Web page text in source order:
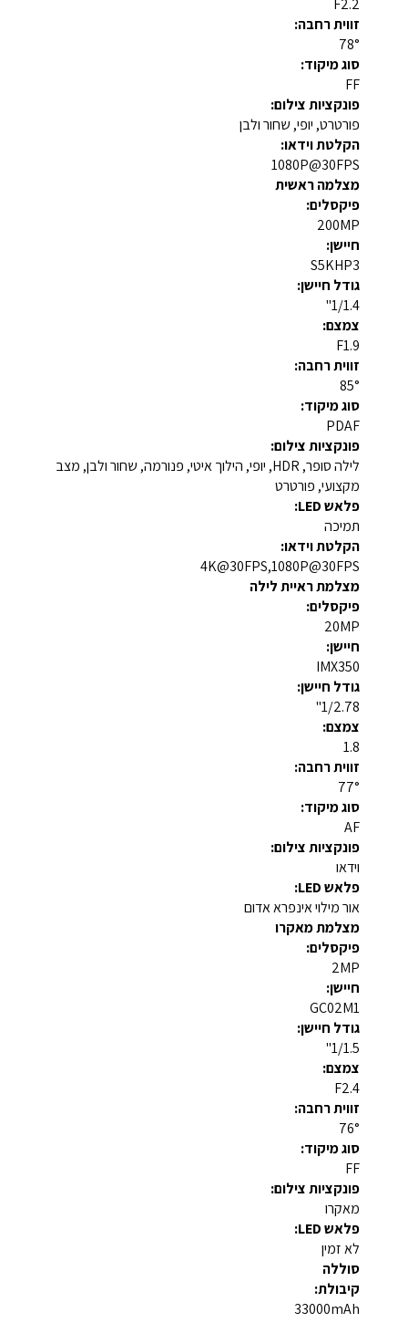
F2.2
זווית רחבה:
78°
סוג מיקוד:
FF
פונקציות צילום:
פורטרט, יופי, שחור ולבן
הקלטת וידאו:
1080P@30FPS
מצלמה ראשית
פיקסלים:
200MP
חיישן:
S5KHP3
גודל חיישן:
1/1.4"
צמצם:
F1.9
זווית רחבה:
85°
סוג מיקוד:
PDAF
פונקציות צילום:
לילה סופר, HDR, יופי, הילוך איטי, פנורמה, שחור ולבן, מצב
מקצועי, פורטרט
פלאש LED:
תמיכה
הקלטת וידאו:
4K@30FPS,1080P@30FPS
מצלמת ראיית לילה
פיקסלים:
20MP
חיישן:
IMX350
גודל חיישן:
1/2.78"
צמצם:
1.8
זווית רחבה:
77°
סוג מיקוד:
AF
פונקציות צילום:
וידאו
פלאש LED:
אור מילוי אינפרא אדום
מצלמת מאקרו
פיקסלים:
2MP
חיישן:
GC02M1
גודל חיישן:
1/1.5"
צמצם:
F2.4
זווית רחבה:
76°
סוג מיקוד:
FF
פונקציות צילום:
מאקרו
פלאש LED:
לא זמין
סוללה
קיבולת:
33000mAh